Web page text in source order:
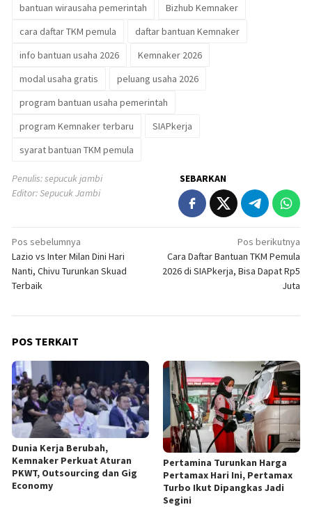
bantuan wirausaha pemerintah
Bizhub Kemnaker
cara daftar TKM pemula
daftar bantuan Kemnaker
info bantuan usaha 2026
Kemnaker 2026
modal usaha gratis
peluang usaha 2026
program bantuan usaha pemerintah
program Kemnaker terbaru
SIAPkerja
syarat bantuan TKM pemula
Penulis: sepucuk jambi
Editor: Sepucuk Jambi
SEBARKAN
Navigasi
pos
Pos sebelumnya
Lazio vs Inter Milan Dini Hari
Nanti, Chivu Turunkan Skuad
Terbaik
Pos berikutnya
Cara Daftar Bantuan TKM Pemula
2026 di SIAPkerja, Bisa Dapat Rp5
Juta
POS TERKAIT
Dunia Kerja Berubah,
Kemnaker Perkuat Aturan
PKWT, Outsourcing dan Gig
Economy
Pertamina Turunkan Harga
Pertamax Hari Ini, Pertamax
Turbo Ikut Dipangkas Jadi
Segini